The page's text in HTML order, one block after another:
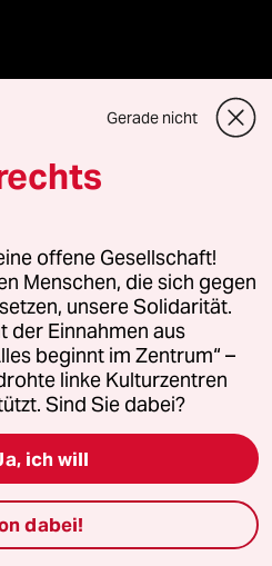
Gerade nicht
offene Gesellschaft!
Menschen, die sich gegen
unsere Solidarität.
der Einnahmen aus
beginnt im Zentrum“ –
linke Kulturzentren
Sind Sie dabei?
ich will
dabei!